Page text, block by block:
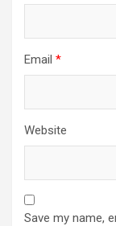
Email *
Website
Save my name,